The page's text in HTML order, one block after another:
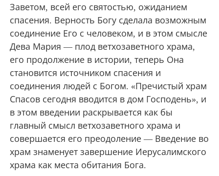
Заветом, всей его святостью, ожиданием
спасения. Верность Богу сделала возможным
соединение Его с человеком, и в этом смысле
Дева Мария — плод ветхозаветного храма,
его продолжение в истории, теперь Она
становится источником спасения и
соединения людей с Богом. «Пречистый храм
Спасов сегодня вводится в дом Господень», и
в этом введении раскрывается как бы
главный смысл ветхозаветного храма и
совершается его преодоление — Введение во
храм знаменует завершение Иерусалимского
храма как места обитания Бога.